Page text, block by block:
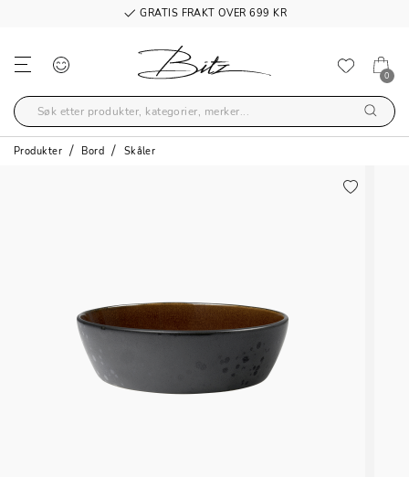
GRATIS FRAKT OVER 699 KR
0
Produkter Bord Skåler